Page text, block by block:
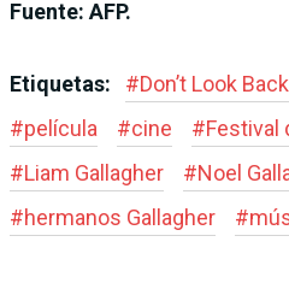
Fuente: AFP.
Etiquetas: #Don’t Look
#película #cine #Festival
#Liam Gallagher #Noel
#hermanos Gallagher #